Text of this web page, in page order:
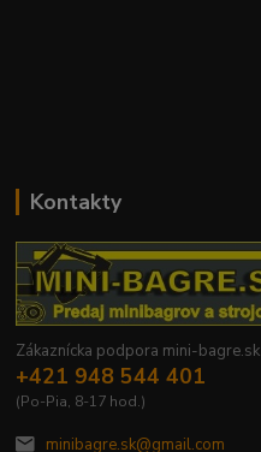
Kontakty
Zákaznícka podpora mini-bagre.sk
+421 948 544 401
(Po-Pia, 8-17 hod.)
minibagre.sk@gmail.com